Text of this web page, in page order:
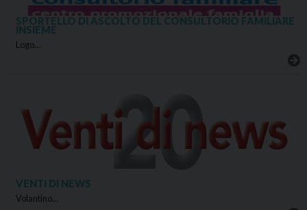
SPORTELLO DI ASCOLTO DEL CONSULTORIO FAMILIARE
INSIEME
Logo…
VENTI DI NEWS
Volantino…